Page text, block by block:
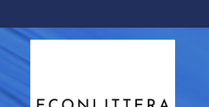
Inhalt
springen